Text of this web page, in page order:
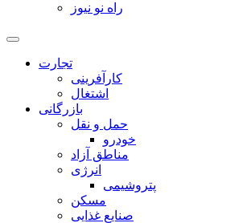
راه نو نیوز
تجارت
کارآفرینی
اشتغال
بازرگانی
حمل و نقل
خودرو
مناطق آزاد
انرژی
پتروشیمی
مسکن
صنایع غذایی